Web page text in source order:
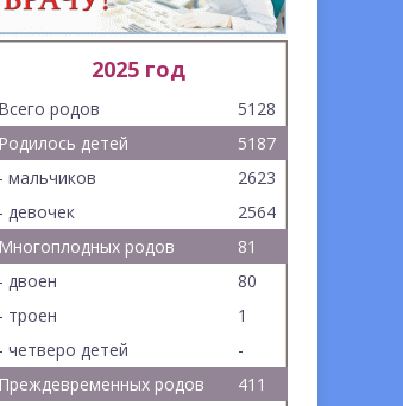
2025 год
Всего родов
5128
Родилось детей
5187
- мальчиков
2623
- девочек
2564
Многоплодных родов
81
- двоен
80
- троен
1
- четверо детей
-
Преждевременных родов
411